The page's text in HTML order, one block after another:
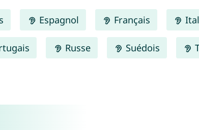
Espagnol Français
Russe Suédois